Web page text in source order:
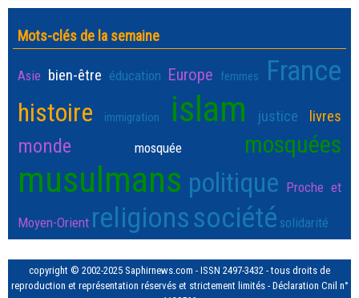
Mots-clés de la semaine
Asie bien-être éducation Europe femmes France
histoire immigration islam justice livres
monde mosquée mosquées
musulmans politique Proche et
Moyen-Orient religionssociété solidarité
copyright © 2002-2025 Saphirnews.com - ISSN 2497-3432 - tous droits de
reproduction et représentation réservés et strictement limités - Déclaration Cnil n°